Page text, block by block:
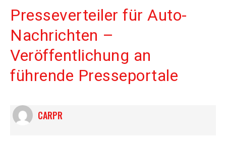
Presseverteiler für Auto-
Nachrichten –
Veröffentlichung an
führende Presseportale
CARPR